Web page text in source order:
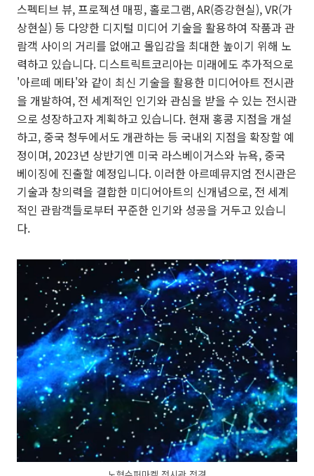
스펙티브 뷰, 프로젝션 매핑, 홀로그램, AR(증강현실), VR(가
상현실) 등 다양한 디지털 미디어 기술을 활용하여 작품과 관
람객 사이의 거리를 없애고 몰입감을 최대한 높이기 위해 노
력하고 있습니다. 디스트릭트코리아는 미래에도 추가적으로
'아르떼 메타'와 같이 최신 기술을 활용한 미디어아트 전시관
을 개발하여, 전 세계적인 인기와 관심을 받을 수 있는 전시관
으로 성장하고자 계획하고 있습니다. 현재 홍콩 지점을 개설
하고, 중국 청두에서도 개관하는 등 국내외 지점을 확장할 예
정이며, 2023년 상반기엔 미국 라스베이거스와 뉴욕, 중국
베이징에 진출할 예정입니다. 이러한 아르떼뮤지엄 전시관은
기술과 창의력을 결합한 미디어아트의 신개념으로, 전 세계
적인 관람객들로부터 꾸준한 인기와 성공을 거두고 있습니
다.